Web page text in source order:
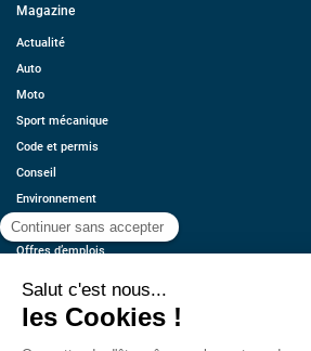
Magazine
Actualité
Auto
Moto
Sport mécanique
Code et permis
Conseil
Environnement
Économie
Offres d’emplois
Contact